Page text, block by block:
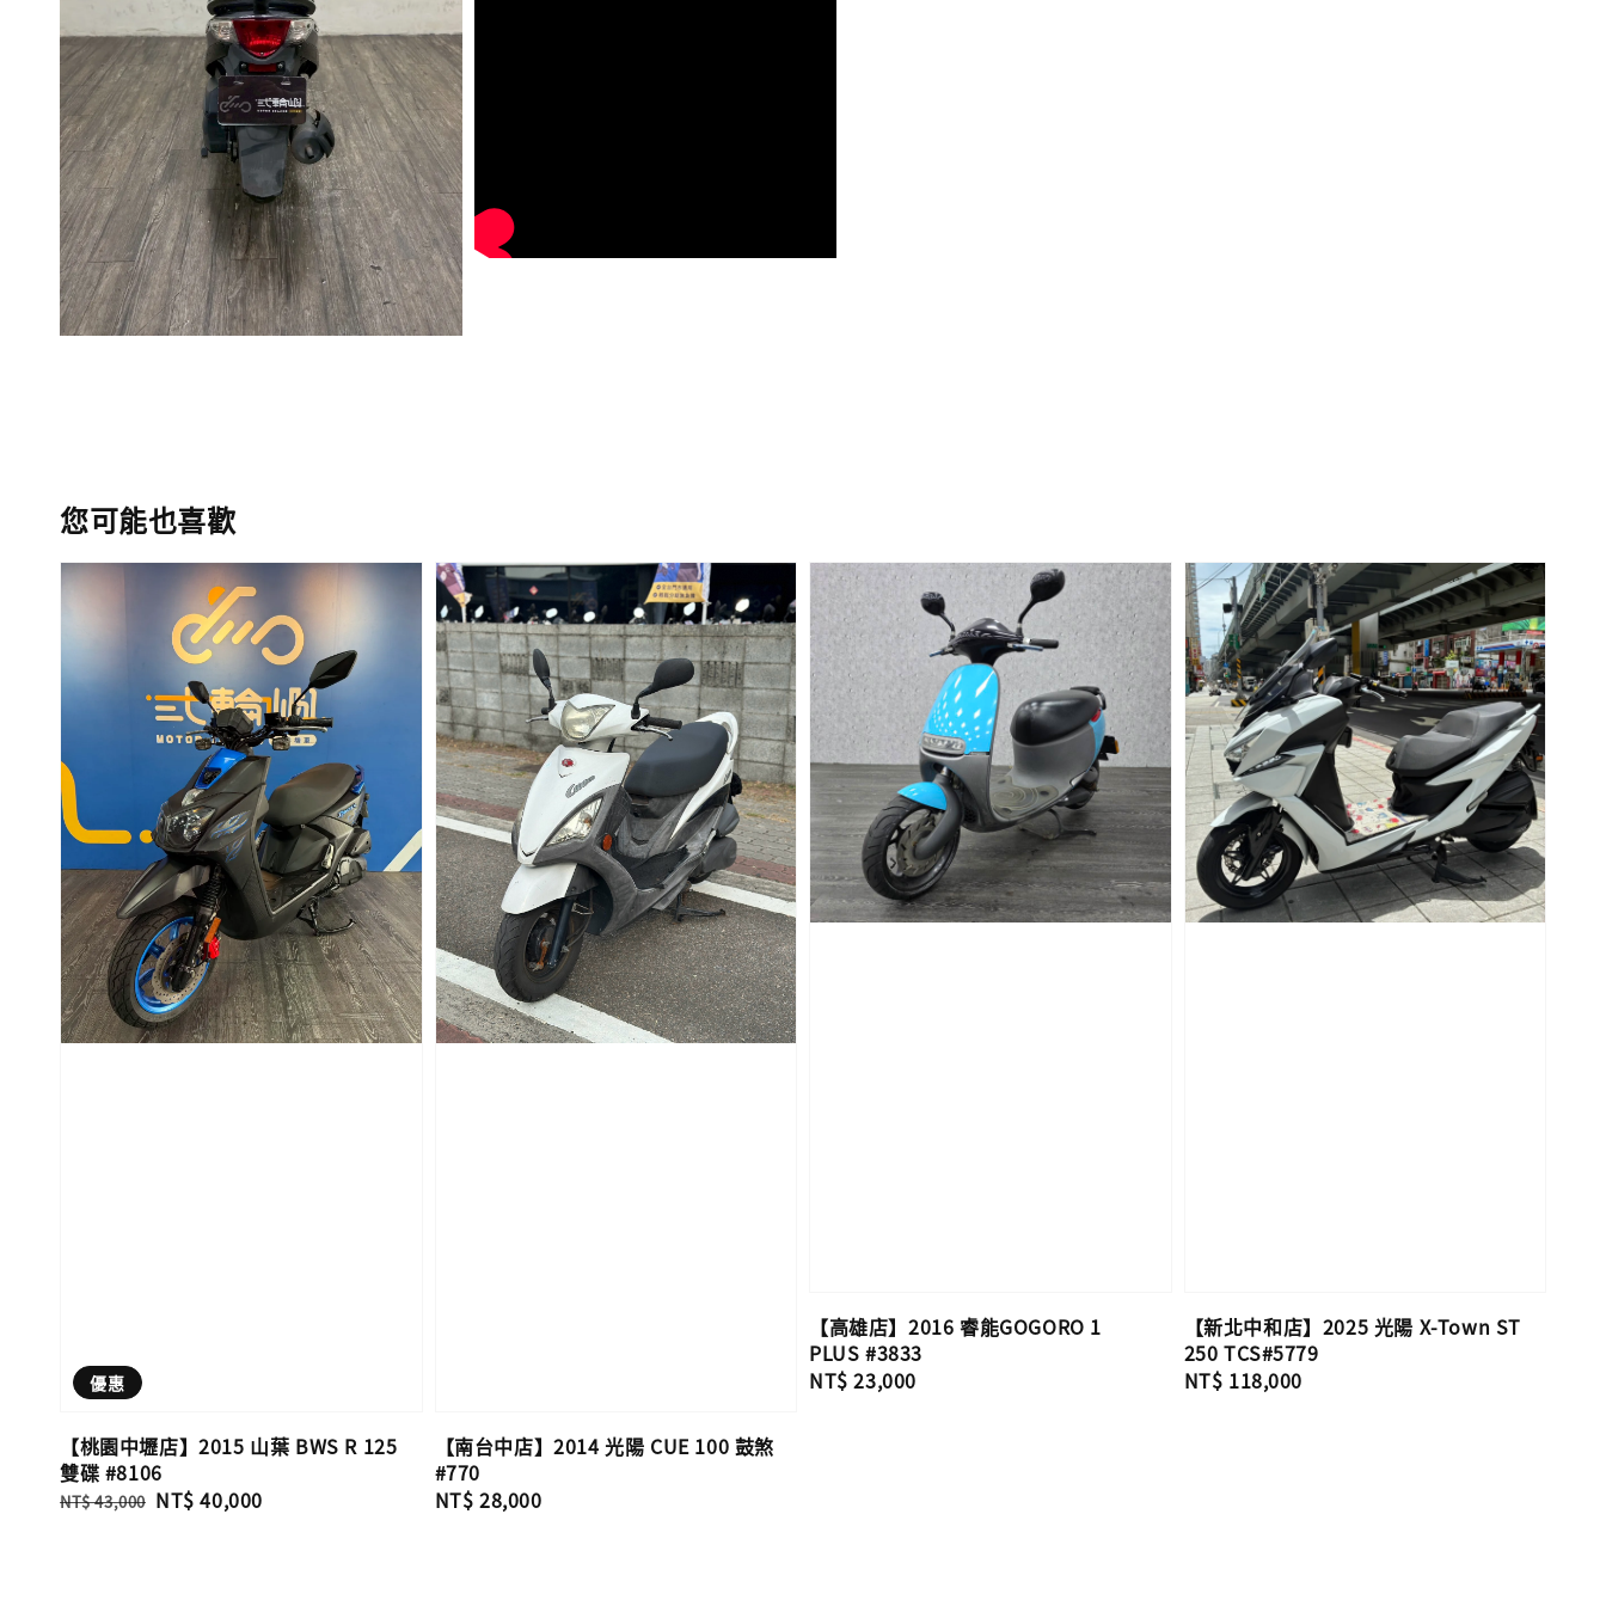
您可能也喜歡
優惠
【桃園中壢店】2015 山葉 BWS R 125
雙碟 #8106
Regular
NT$ 43,000 Sale
NT$ 40,000
【南台中店】2014 光陽 CUE 100 鼓煞
#770
Regular
NT$ 28,000
【高雄店】2016 睿能GOGORO 1
PLUS #3833
Regular
NT$ 23,000
【新北中和店】2025 光陽 X-Town ST
250 TCS#5779
Regular
NT$ 118,000